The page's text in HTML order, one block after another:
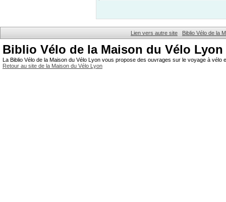
Lien vers autre site Biblio Vélo de la
Biblio Vélo de la Maison du Vélo Lyon
La Biblio Vélo de la Maison du Vélo Lyon vous propose des ouvrages sur le voyage à
Retour au site de la Maison du Vélo Lyon